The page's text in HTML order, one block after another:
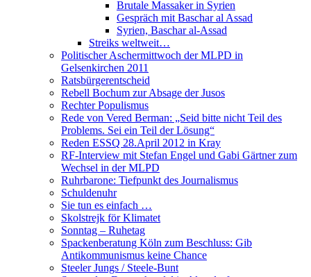
Brutale Massaker in Syrien
Gespräch mit Baschar al Assad
Syrien, Baschar al-Assad
Streiks weltweit…
Politischer Aschermittwoch der MLPD in
Gelsenkirchen 2011
Ratsbürgerentscheid
Rebell Bochum zur Absage der Jusos
Rechter Populismus
Rede von Vered Berman: „Seid bitte nicht Teil des
Problems. Sei ein Teil der Lösung“
Reden ESSQ 28.April 2012 in Kray
RF-Interview mit Stefan Engel und Gabi Gärtner zum
Wechsel in der MLPD
Ruhrbarone: Tiefpunkt des Journalismus
Schuldenuhr
Sie tun es einfach …
Skolstrejk för Klimatet
Sonntag – Ruhetag
Spackenberatung Köln zum Beschluss: Gib
Antikommunismus keine Chance
Steeler Jungs / Steele-Bunt